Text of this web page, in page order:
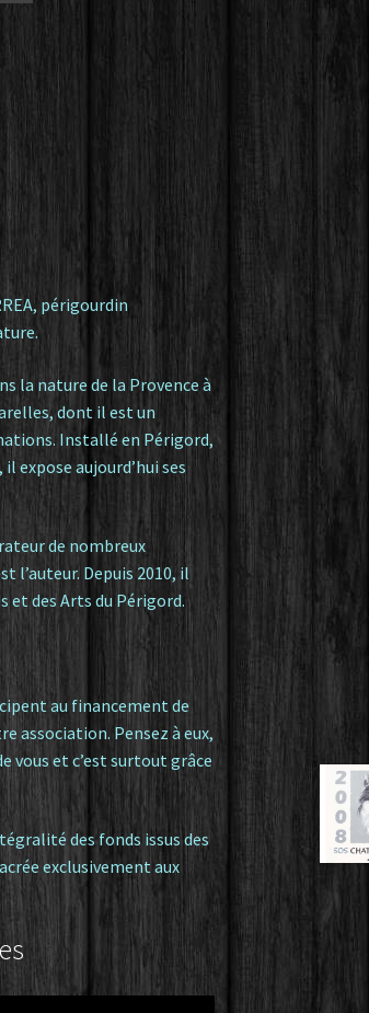
périgourdin
la nature de la Provence à
dont il est un
Installé en Périgord,
, il expose aujourd’hui ses
de nombreux
l’auteur. Depuis 2010, il
et des Arts du Périgord.
au financement de
association. Pensez à eux,
vous et c’est surtout grâce
des fonds issus des
exclusivement aux